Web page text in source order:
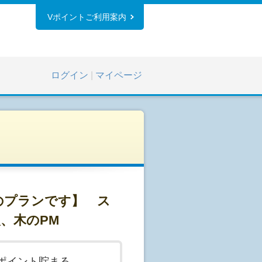
Vポイントご利用案内
ログイン マイページ
プランです】 ス
木のPM